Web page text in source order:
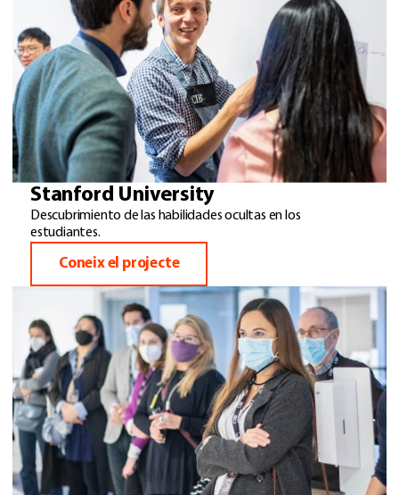
Stanford University
Descubrimiento de las habilidades ocultas en los
estudiantes.
Coneix el projecte